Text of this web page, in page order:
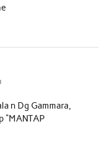
n Dg Gammara,
“MANTAP